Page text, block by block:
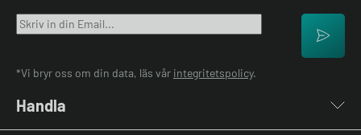
*Vi bryr oss om din data, läs vår integritetspolicy.
Handla